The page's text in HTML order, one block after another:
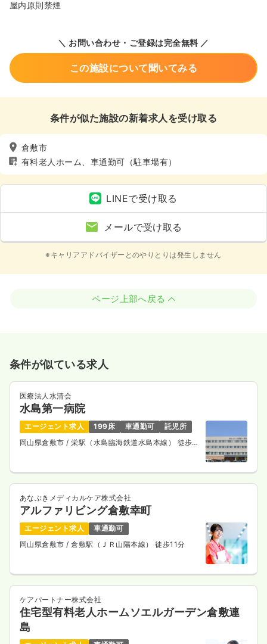
屋内原則禁煙
＼ お問い合わせ・ご登録は完全無料 ／
この施設について聞いてみる
条件が似た施設の新着求人を受け取る
倉敷市
有料老人ホーム、車通勤可（駐車場有）
LINEで受け取る
メールで受け取る
※キャリアアドバイザーとのやりとりは発生しません
ページ上部へ戻る
条件が似ている求人
医療法人水清会
水島第一病院
エージェント求人 199床 車通勤可
託児所
岡山県倉敷市 / 栄駅（水島臨海鉄道水島本線） 徒歩
あなぶきメディカルケア株式会社
アルファリビング倉敷幸町
エージェント求人
車通勤可
岡山県倉敷市 / 倉敷駅（ＪＲ山陽本線） 徒歩11分
ケアパートナー株式会社
住宅型有料老人ホームソエルガーデン倉敷連
島